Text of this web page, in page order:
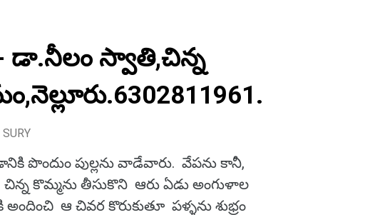
డా.నీలం స్వాతి,చిన్న
SURY
పొందుం పుల్లను వాడేవారు. వేపను కానీ,
కొమ్మను తీసుకొని ఆరు ఏడు అంగుళాల
ఆ చివర కొరుకుతూ పళ్ళను శుభ్రం